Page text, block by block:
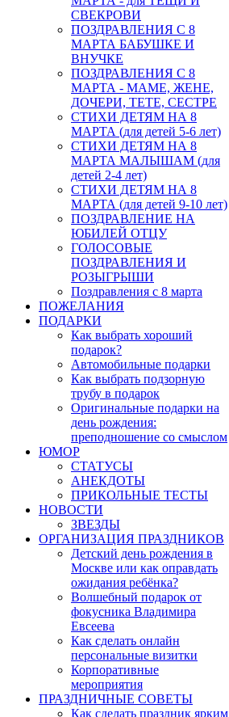
СВЕКРОВИ
ПОЗДРАВЛЕНИЯ С 8
МАРТА БАБУШКЕ И
ВНУЧКЕ
ПОЗДРАВЛЕНИЯ С 8
МАРТА - МАМЕ, ЖЕНЕ,
ДОЧЕРИ, ТЕТЕ, СЕСТРЕ
СТИХИ ДЕТЯМ НА 8
МАРТА (для детей 5-6 лет)
СТИХИ ДЕТЯМ НА 8
МАРТА МАЛЫШАМ (для
детей 2-4 лет)
СТИХИ ДЕТЯМ НА 8
МАРТА (для детей 9-10 лет)
ПОЗДРАВЛЕНИЕ НА
ЮБИЛЕЙ ОТЦУ
ГОЛОСОВЫЕ
ПОЗДРАВЛЕНИЯ И
РОЗЫГРЫШИ
Поздравления с 8 марта
ПОЖЕЛАНИЯ
ПОДАРКИ
Как выбрать хороший
подарок?
Автомобильные подарки
Как выбрать подзорную
трубу в подарок
Оригинальные подарки на
день рождения:
преподношение со смыслом
ЮМОР
СТАТУСЫ
АНЕКДОТЫ
ПРИКОЛЬНЫЕ ТЕСТЫ
НОВОСТИ
ЗВЕЗДЫ
ОРГАНИЗАЦИЯ ПРАЗДНИКОВ
Детский день рождения в
Москве или как оправдать
ожидания ребёнка?
Волшебный подарок от
фокусника Владимира
Евсеева
Как сделать онлайн
персональные визитки
Корпоративные
мероприятия
ПРАЗДНИЧНЫЕ СОВЕТЫ
Как сделать праздник ярким